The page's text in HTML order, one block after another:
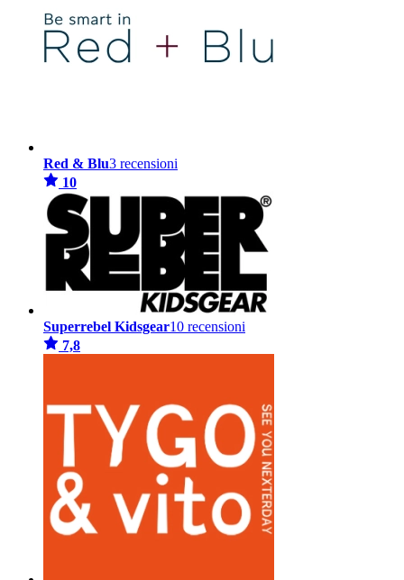
Red & Blu3 recensioni
10
Superrebel Kidsgear10 recensioni
7,8